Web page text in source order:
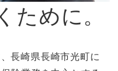
ために。
長崎県長崎市光町に